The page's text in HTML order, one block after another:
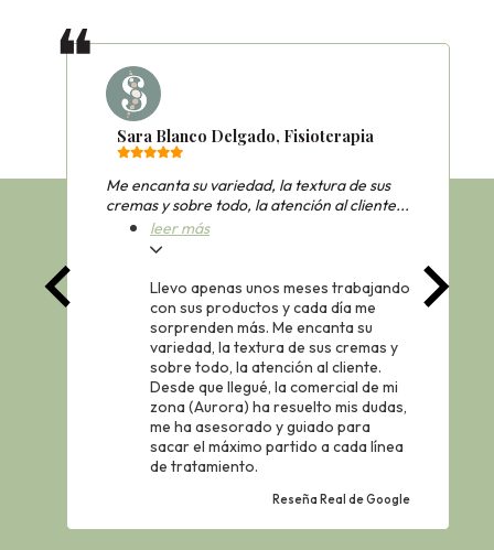
Sara Blanco Delgado, Fisioterapia
Me encanta su variedad, la textura de sus
cremas y sobre todo, la atención al cliente...
leer más
Llevo apenas unos meses trabajando
con sus productos y cada día me
sorprenden más. Me encanta su
variedad, la textura de sus cremas y
sobre todo, la atención al cliente.
Desde que llegué, la comercial de mi
zona (Aurora) ha resuelto mis dudas,
me ha asesorado y guiado para
sacar el máximo partido a cada línea
de tratamiento.
Reseña Real de Google